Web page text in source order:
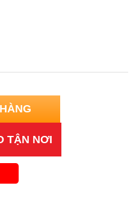
TẬN NƠI